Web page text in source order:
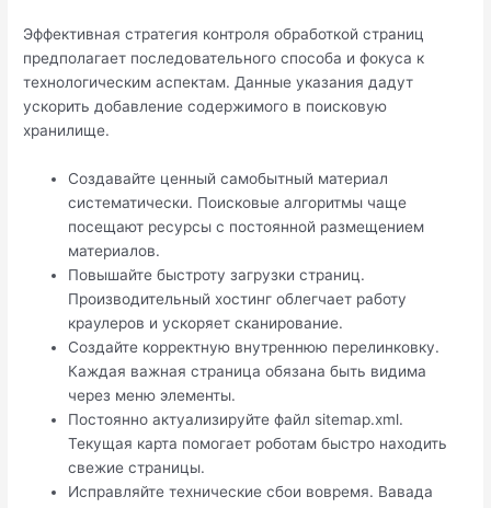
Эффективная стратегия контроля обработкой страниц
предполагает последовательного способа и фокуса к
технологическим аспектам. Данные указания дадут
ускорить добавление содержимого в поисковую
хранилище.
Создавайте ценный самобытный материал
систематически. Поисковые алгоритмы чаще
посещают ресурсы с постоянной размещением
материалов.
Повышайте быстроту загрузки страниц.
Производительный хостинг облегчает работу
краулеров и ускоряет сканирование.
Создайте корректную внутреннюю перелинковку.
Каждая важная страница обязана быть видима
через меню элементы.
Постоянно актуализируйте файл sitemap.xml.
Текущая карта помогает роботам быстро находить
свежие страницы.
Исправляйте технические сбои вовремя. Вавада